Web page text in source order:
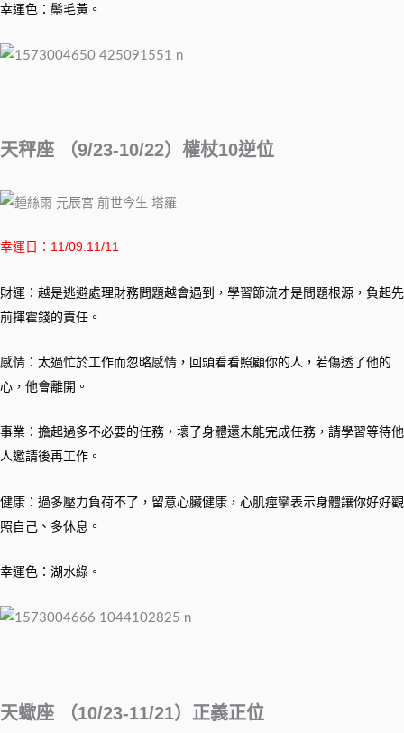
幸運色：鬃毛黃。
天秤座 （9/23-10/22）權杖10逆位
幸運日：11/09.11/11
財運：越是逃避處理財務問題越會遇到，學習節流才是問題根源，負起先
前揮霍錢的責任。
感情：太過忙於工作而忽略感情，回頭看看照顧你的人，若傷透了他的
心，他會離開。
事業：擔起過多不必要的任務，壞了身體還未能完成任務，請學習等待他
人邀請後再工作。
健康：過多壓力負荷不了，留意心臟健康，心肌痙攣表示身體讓你好好觀
照自己、多休息。
幸運色：湖水綠。
天蠍座 （10/23-11/21）正義正位